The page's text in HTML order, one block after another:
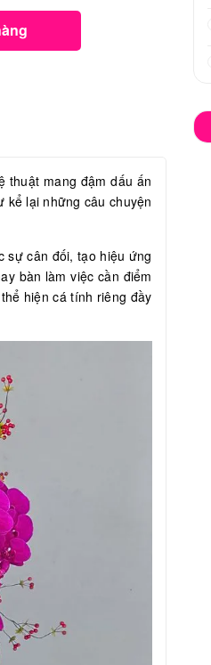
thuật mang đậm dấu ấn
kể lại những câu chuyện
sự cân đối, tạo hiệu ứng
bàn làm việc cần điểm
hiện cá tính riêng đầy